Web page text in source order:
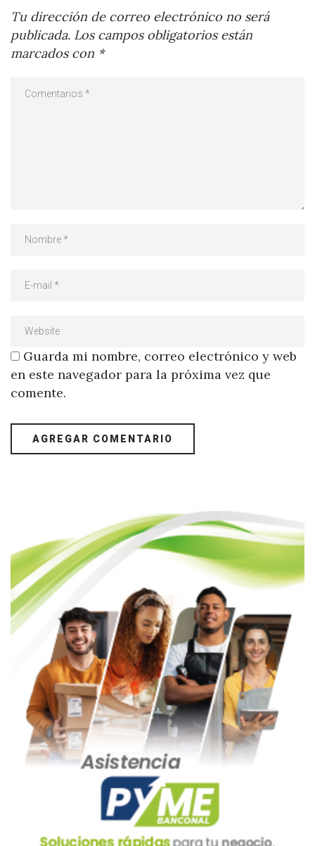
Tu dirección de correo electrónico no será
publicada. Los campos obligatorios están
marcados con *
Guarda mi nombre, correo electrónico y web
en este navegador para la próxima vez que
comente.